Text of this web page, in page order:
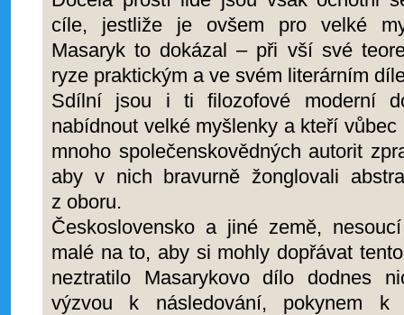
cíle, jestliže je ovšem pro velké
Masaryk to dokázal – při vší své
ryze praktickým a ve svém literárním
Sdílní jsou i ti filozofové moderní
nabídnout velké myšlenky a kteří
mnoho společenskovědných autorit
aby v nich bravurně žonglovali
z oboru.
Československo a jiné země,
malé na to, aby si mohly dopřávat
neztratilo Masarykovo dílo dodnes
výzvou k následování, pokynem